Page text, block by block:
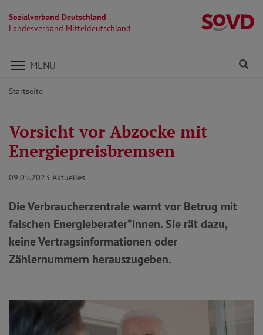
Sozialverband Deutschland
Landesverband Mitteldeutschland
Direkt zu den Inhalten springen
MENÜ
Startseite
Vorsicht vor Abzocke mit
Energiepreisbremsen
09.05.2023 Aktuelles
Die Verbraucherzentrale warnt vor Betrug mit
falschen Energieberater*innen. Sie rät dazu,
keine Vertragsinformationen oder
Zählernummern herauszugeben.